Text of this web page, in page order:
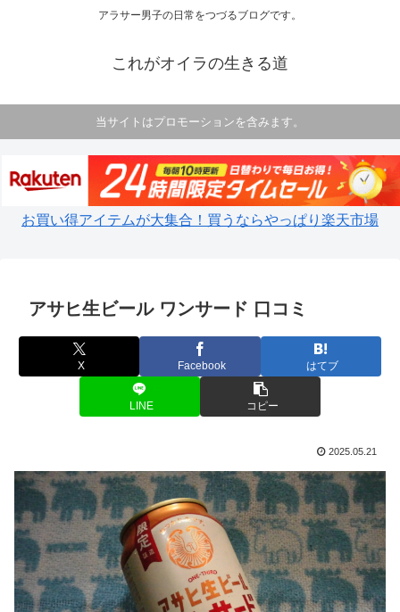
アラサー男子の日常をつづるブログです。
これがオイラの生きる道
当サイトはプロモーションを含みます。
お買い得アイテムが大集合！買うならやっぱり楽天市場
アサヒ生ビール ワンサード 口コミ
X Facebook はてブ
LINE コピー
2025.05.21